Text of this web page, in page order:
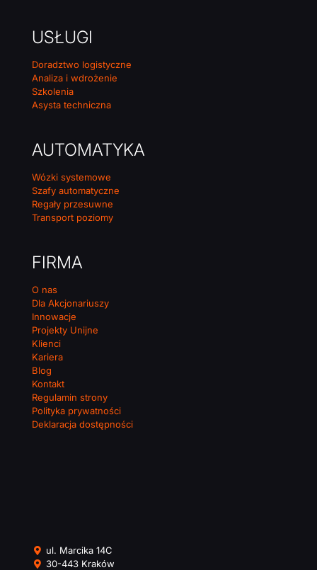
USŁUGI
Doradztwo logistyczne
Analiza i wdrożenie
Szkolenia
Asysta techniczna
AUTOMATYKA
Wózki systemowe
Szafy automatyczne
Regały przesuwne
Transport poziomy
FIRMA
O nas
Dla Akcjonariuszy
Innowacje
Projekty Unijne
Klienci
Kariera
Blog
Kontakt
Regulamin strony
Polityka prywatności
Deklaracja dostępności
ul. Marcika 14C
30-443 Kraków